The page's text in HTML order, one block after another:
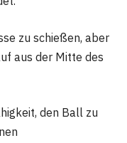
zu schießen, aber
aus der Mitte des
den Ball zu